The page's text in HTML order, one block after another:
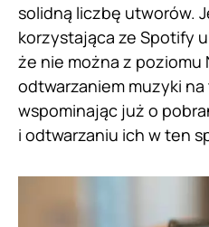
solidną liczbę utworów.
korzystająca ze Spotify
że nie można z poziomu
odtwarzaniem muzyki
wspominając już o
i odtwarzaniu ich w ten